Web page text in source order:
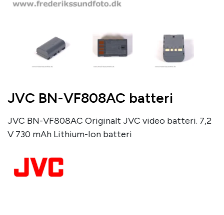
JVC BN-VF808AC batteri
JVC BN-VF808AC Originalt JVC video batteri. 7,2
V 730 mAh Lithium-Ion batteri